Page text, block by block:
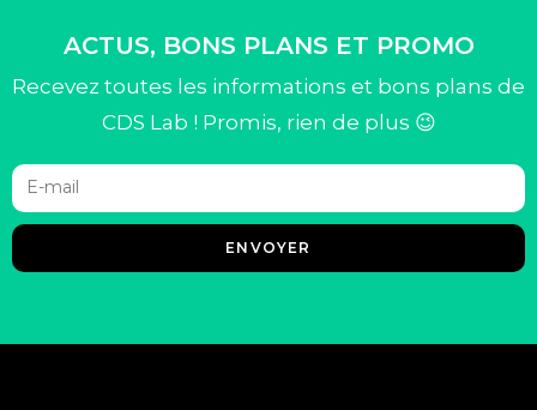
ACTUS, BONS PLANS ET PROMO
Recevez toutes les informations et bons plans de
CDS Lab ! Promis, rien de plus 😉
ENVOYER